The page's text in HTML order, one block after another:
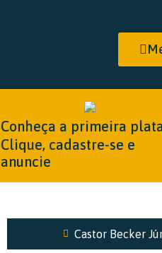
Conheça a primeira
Clique, cadastre-se e
anuncie
Castor Becker